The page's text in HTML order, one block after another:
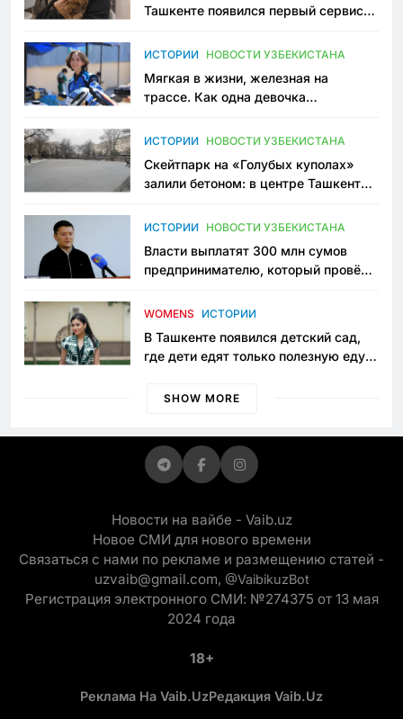
Ташкенте появился первый сервис
ИСТОРИИ НОВОСТИ УЗБЕКИСТАНА
Мягкая в жизни, железная на
трассе. Как одна девочка
Узбекистане
ИСТОРИИ НОВОСТИ УЗБЕКИСТАНА
Скейтпарк на «Голубых куполах»
залили бетоном: в центре Ташкента
пространство
ИСТОРИИ НОВОСТИ УЗБЕКИСТАНА
Власти выплатят 300 млн сумов
предпринимателю, который провёл
приговору
WOMENS ИСТОРИИ
В Ташкенте появился детский сад,
где дети едят только полезную еду.
просить «кашу без сахара»
SHOW MORE
Новости на вайбе - Vaib.uz
Новое СМИ для нового времени
Связаться с нами по рекламе и размещению статей -
uzvaib@gmail.com, @VaibikuzBot
Регистрация электронного СМИ: №274375 от 13 мая
2024 года
18+
Реклама На Vaib.uzРедакция Vaib.uz